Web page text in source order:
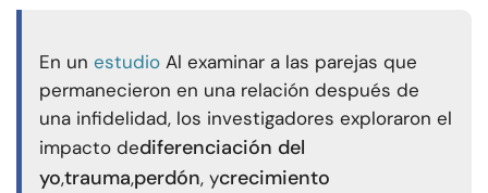
En un estudio Al examinar a las parejas que
permanecieron en una relación después de
una infidelidad, los investigadores exploraron el
impacto dediferenciación del
yo,trauma,perdón, ycrecimiento